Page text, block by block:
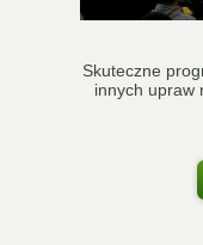
Skuteczne
innych upraw